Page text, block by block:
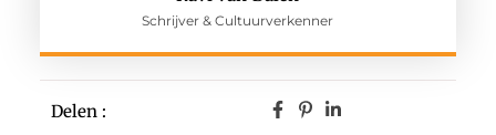
Schrijver & Cultuurverkenner
Delen :